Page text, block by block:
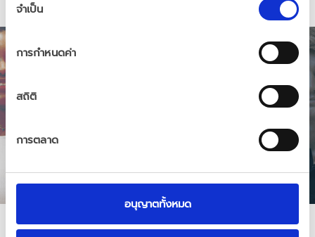
เลือก
ความ
ยินยอม
จำเป็น
การกำหนดค่า
สถิติ
การตลาด
อนุญาตทั้งหมด
Trust as a Core
Value